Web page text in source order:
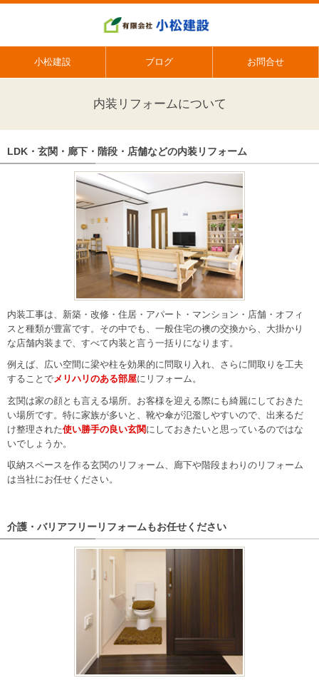
小松建設 ブログ お問合せ
内装リフォームについて
LDK・玄関・廊下・階段・店舗などの内装リフォーム
内装工事は、新築・改修・住居・アパート・マンション・店舗・オフィ
スと種類が豊富です。その中でも、一般住宅の襖の交換から、大掛かり
な店舗内装まで、すべて内装と言う一括りになります。
例えば、広い空間に梁や柱を効果的に問取り入れ、さらに間取りを工夫
することでメリハリのある部屋にリフォーム。
玄関は家の顔とも言える場所。お客様を迎える際にも綺麗にしておきた
い場所です。特に家族が多いと、靴や傘が氾濫しやすいので、出来るだ
け整理された使い勝手の良い玄関にしておきたいと思っているのではな
いでしょうか。
収納スペースを作る玄関のリフォーム、廊下や階段まわりのリフォーム
は当社にお任せください。
介護・バリアフリーリフォームもお任せください